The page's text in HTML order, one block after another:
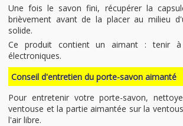
Une fois le savon fini, récupérer la
brièvement avant de la placer au milieu
solide.
Ce produit contient un aimant : tenir à
électroniques.
Conseil d'entretien du porte-savon aimanté
Pour entretenir votre porte-savon,
ventouse et la partie aimantée sur la
l'air libre.